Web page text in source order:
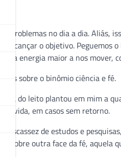
problemas no dia a dia. Aliás,
alcançar o objetivo. Peguemos
energia maior a nos mover,
sobre o binômio ciência e fé.
do leito plantou em mim a
vida, em casos sem retorno.
escassez de estudos e
sobre outra face da fé, aquela